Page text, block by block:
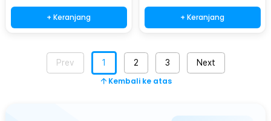
+ Keranjang + Keranjang
Prev 1 2 3 Next
Kembali ke atas